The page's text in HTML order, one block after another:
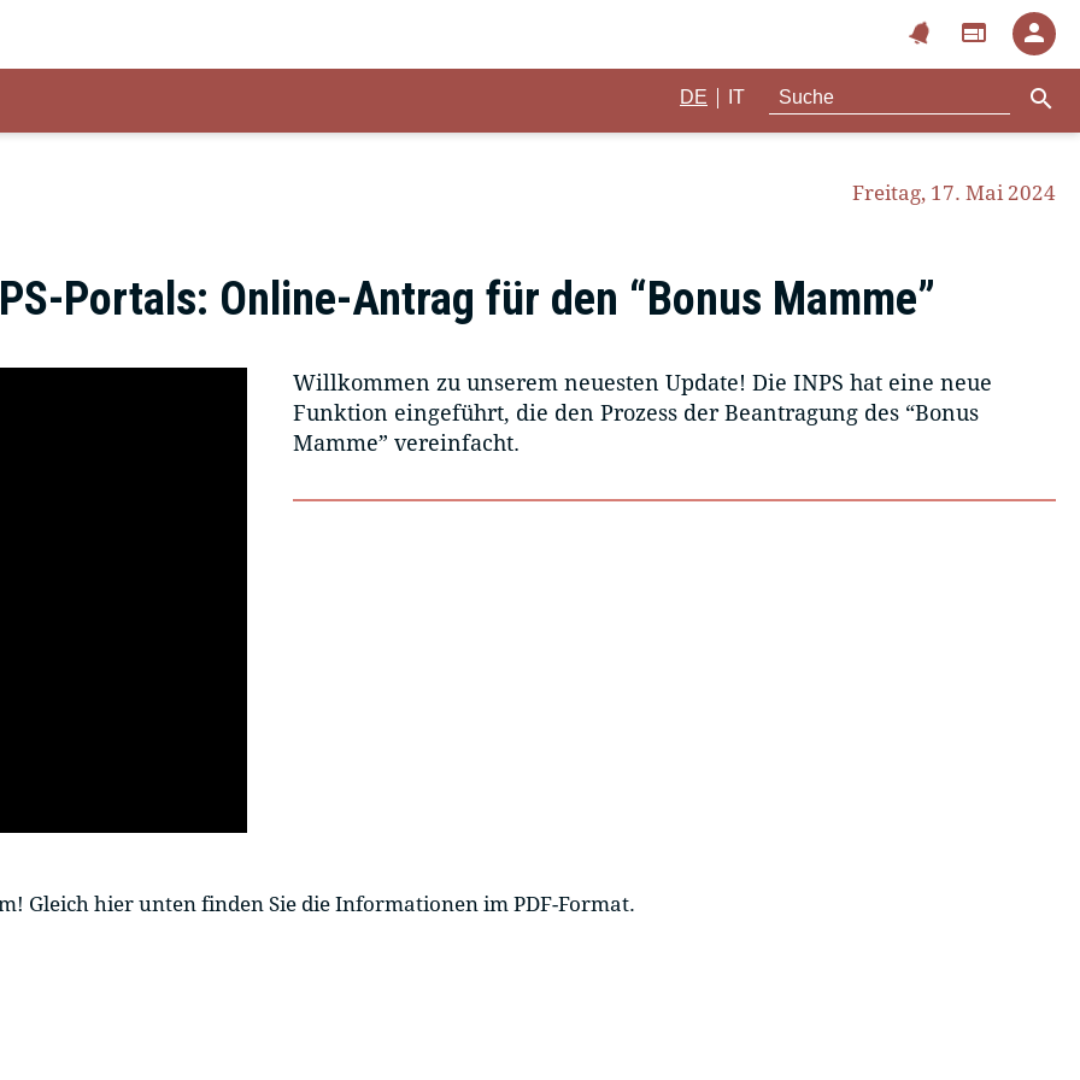
notifications web person
DE IT search
Freitag, 17. Mai 2024
Portals: Online-Antrag für den “Bonus Mamme”
Willkommen zu unserem neuesten Update! Die INPS hat eine neue
Funktion eingeführt, die den Prozess der Beantragung des “Bonus
Mamme” vereinfacht.
Gleich hier unten finden Sie die Informationen im PDF-Format.